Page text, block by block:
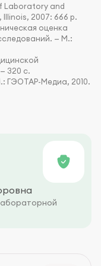
Laboratory and
Illinois, 2007: 666 p.
оценка
— М.:
320 с.
ГЭОТАР-Медиа, 2010.